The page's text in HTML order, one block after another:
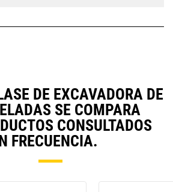
DE EXCAVADORA DE
SE COMPARA
CONSULTADOS
FRECUENCIA.